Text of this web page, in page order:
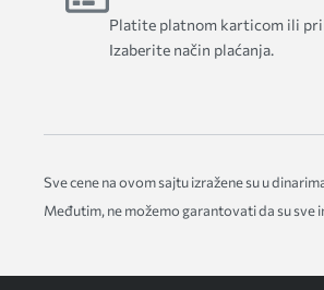
Platite platnom karticom ili
Izaberite način plaćanja.
Sve cene na ovom sajtu izražene su u
Međutim, ne možemo garantovati da su